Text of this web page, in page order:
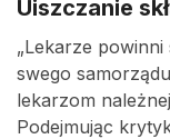
Uiszczanie
„Lekarze powinni
swego
lekarzom
Podejmując